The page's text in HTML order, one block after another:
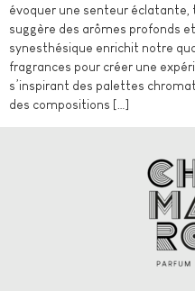
évoquer une senteur éclatante,
suggère des arômes profonds
synesthésique enrichit notre
fragrances pour créer une
s’inspirant des palettes
des compositions […]